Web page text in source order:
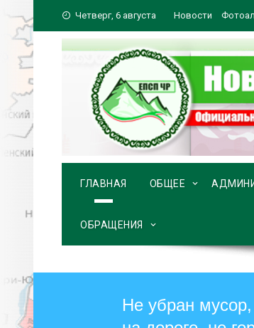
к
содержимому
Четверг, 6 августа Новости
ГЛАВНАЯ ОБЩЕЕ
ОБРАЩЕНИЯ
Не убран